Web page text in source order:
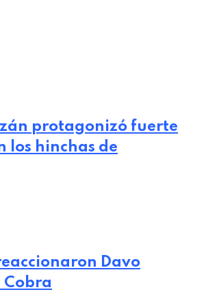
protagonizó fuerte
los hinchas de
Davo
Cobra